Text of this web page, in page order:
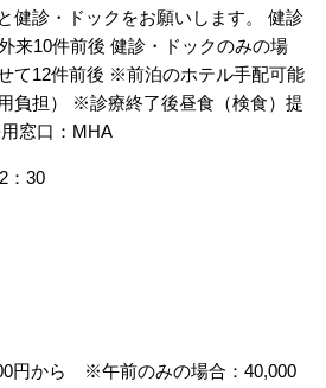
健診・ドックをお願いします。 健診
来10件前後 健診・ドックのみの場
て12件前後 ※前泊のホテル手配可能
用負担） ※診療終了後昼食（検食）提
窓口：MHA
：30
円から ※午前のみの場合：40,000